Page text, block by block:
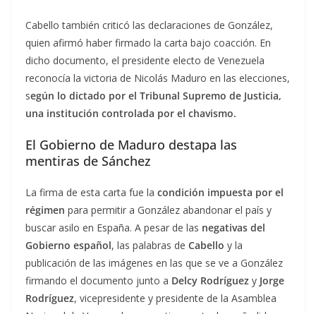
Cabello también criticó las declaraciones de González,
quien afirmó haber firmado la carta bajo coacción. En
dicho documento, el presidente electo de Venezuela
reconocía la victoria de Nicolás Maduro en las elecciones,
según lo dictado por el Tribunal Supremo de Justicia,
una institución controlada por el chavismo.
El Gobierno de Maduro destapa las
mentiras de Sánchez
La firma de esta carta fue la condición impuesta por el
régimen para permitir a González abandonar el país y
buscar asilo en España. A pesar de las negativas del
Gobierno español, las palabras de Cabello y la
publicación de las imágenes en las que se ve a González
firmando el documento junto a Delcy Rodríguez y Jorge
Rodríguez, vicepresidente y presidente de la Asamblea